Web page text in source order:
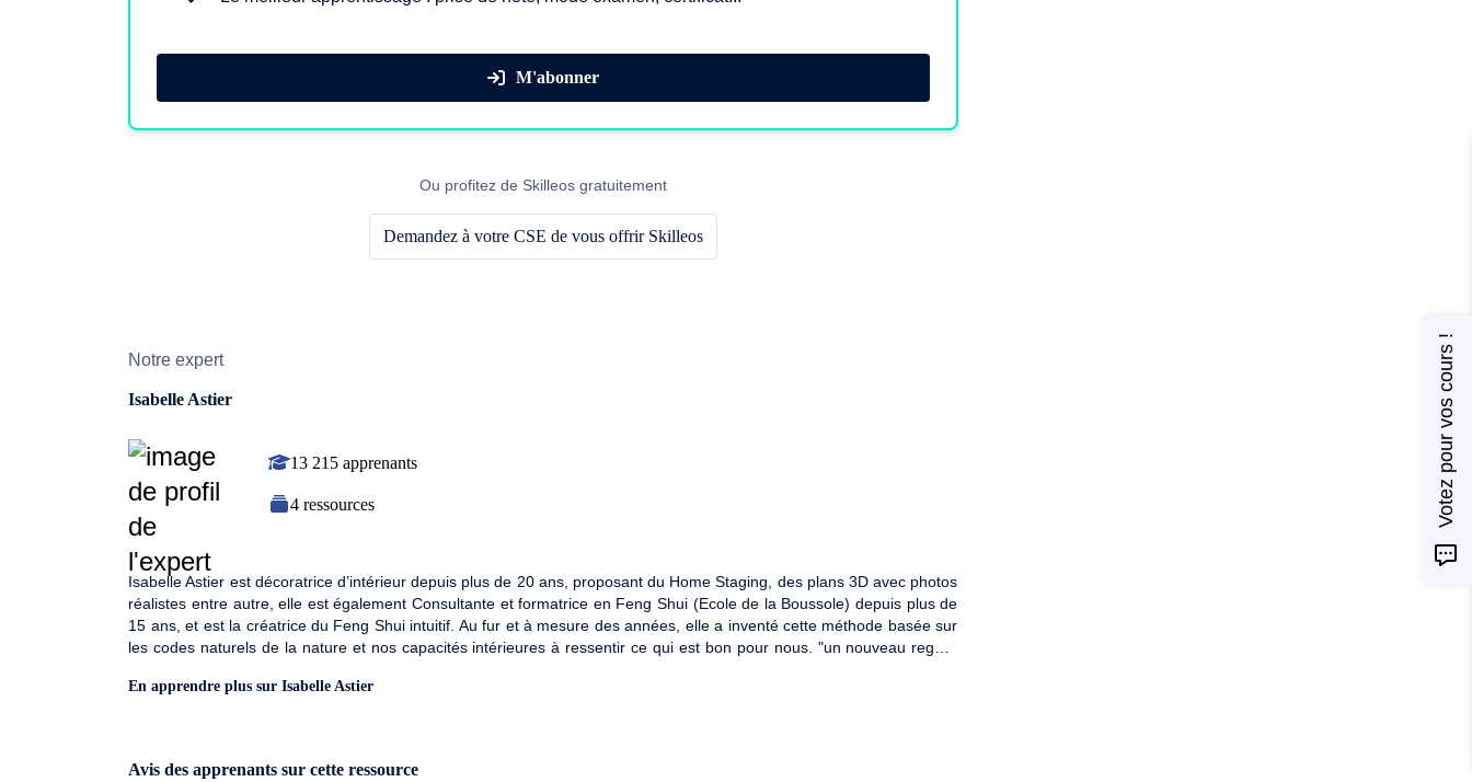
M'abonner
Ou profitez de Skilleos gratuitement
Demandez à votre CSE de vous offrir Skilleos
Notre expert
Isabelle Astier
13 215 apprenants
4 ressources
Isabelle Astier est décoratrice d’intérieur depuis plus de 20 ans, proposant du Home Staging, des plans 3D avec photos
réalistes entre autre, elle est également Consultante et formatrice en Feng Shui (Ecole de la Boussole) depuis plus de
15 ans, et est la créatrice du Feng Shui intuitif. Au fur et à mesure des années, elle a inventé cette méthode basée sur
les codes naturels de la nature et nos capacités intérieures à ressentir ce qui est bon pour nous. "un nouveau regard
En apprendre plus sur Isabelle Astier
Avis des apprenants sur cette ressource
Votez pour vos cours !